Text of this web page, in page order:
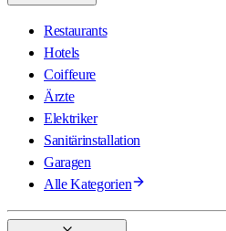
Restaurants
Hotels
Coiffeure
Ärzte
Elektriker
Sanitärinstallation
Garagen
Alle Kategorien